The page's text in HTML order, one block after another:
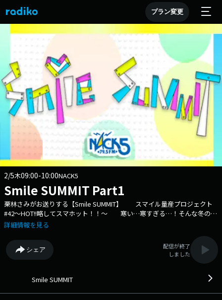
プラン変更
2/5木09:00-10:00NACK5
Smile SUMMIT Part1
栗林さみがお送りする【Smile SUMMIT】 スマイル量産プロジェクト
#42～HOT!!略してスマホット！！～ 寒い…寒すぎる…！そんな冬の寒
さを吹き飛ばす！ぽっかぽかの1週間です！ 色んな企画であなたのお耳
テーマ：ホッとした話 ▽9:00 【HOTなスポーツクイズ】 正解
者から抽選で3名に クイズ専用ステッカーをプレゼント！
▼9:10 採れたての話題を取りそろえた【Smile MARKET】
LEARNING】 今週は「あったか冬ラーメン」をラーニング！！
詳細情報を見る
シェア
配信が終了
しました
Smile SUMMIT